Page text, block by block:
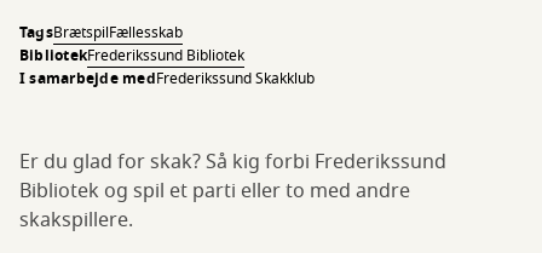
TagsBrætspilFællesskab
BibliotekFrederikssund Bibliotek
I samarbejde medFrederikssund Skakklub
Er du glad for skak? Så kig forbi Frederikssund
Bibliotek og spil et parti eller to med andre
skakspillere.